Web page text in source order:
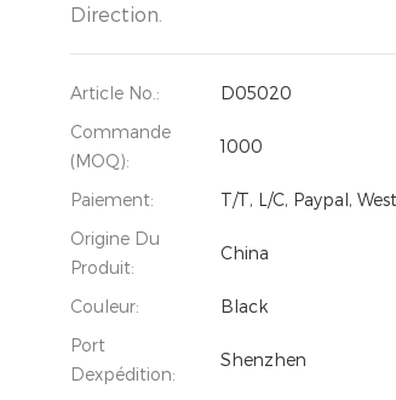
Direction.
Article No.:
D05020
Commande
(MOQ):
1000
Paiement:
T/T, L/C, Paypal,
Origine Du
Produit:
China
Couleur:
Black
Port
Dexpédition:
Shenzhen